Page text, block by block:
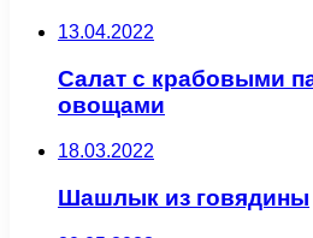
13.04.2022
Салат с крабовыми
овощами
18.03.2022
Шашлык из говядины